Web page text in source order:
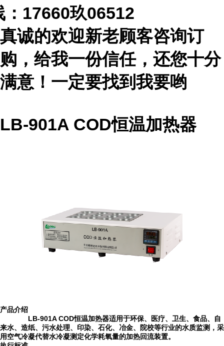
17660玖06512
真诚的欢迎新老顾客咨询订
购，给我一份信任，还您十分
满意！一定要找到我要哟
LB-901A COD恒温加热器
产品介绍
LB-901A COD恒温加热器适用于环保、医疗、卫生、食品、自
来水、造纸、污水处理、印染、石化、冶金、院校等行业的水质监测，采
用空气冷凝代替水冷凝测定化学耗氧量的加热回流装置。